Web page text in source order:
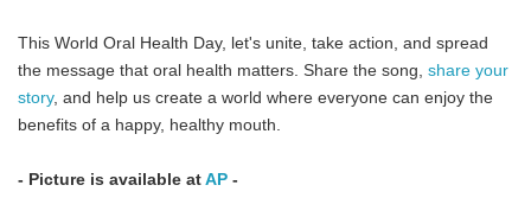
This World Oral Health Day, let's unite, take action, and spread
the message that oral health matters. Share the song, share your
story, and help us create a world where everyone can enjoy the
benefits of a happy, healthy mouth.
- Picture is available at AP -